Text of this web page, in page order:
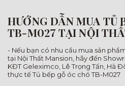
HƯỚNG DẪN MUA TỦ
TB-M027 TẠI NỘI
- Nếu bạn có nhu cầu mua sản
tại Nội Thất Mansion, hãy đến
KĐT Geleximco, Lê Trọng Tấn, Hà
thực tế Tủ bếp gỗ óc chó TB-M027